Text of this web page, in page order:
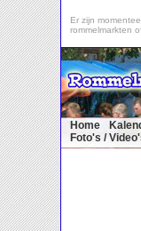
Er zijn
rommelmarkten
Home
Foto's /